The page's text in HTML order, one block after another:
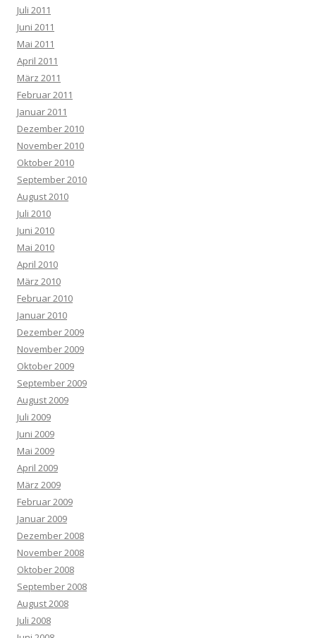
Juli 2011
Juni 2011
Mai 2011
April 2011
März 2011
Februar 2011
Januar 2011
Dezember 2010
November 2010
Oktober 2010
September 2010
August 2010
Juli 2010
Juni 2010
Mai 2010
April 2010
März 2010
Februar 2010
Januar 2010
Dezember 2009
November 2009
Oktober 2009
September 2009
August 2009
Juli 2009
Juni 2009
Mai 2009
April 2009
März 2009
Februar 2009
Januar 2009
Dezember 2008
November 2008
Oktober 2008
September 2008
August 2008
Juli 2008